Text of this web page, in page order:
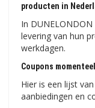
producten in
In
levering van hun
werkdagen.
Coupons
Hier is een lijst
aanbiedingen en